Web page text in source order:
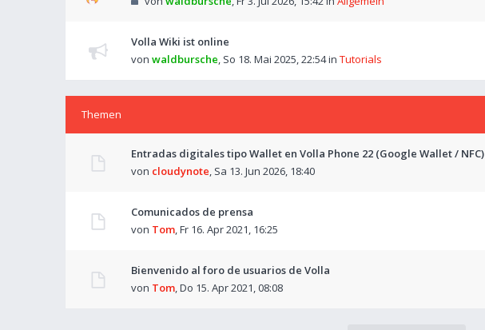
Volla Wiki ist online
von waldbursche, So 18. Mai 2025, 22:54in Tutorials
Themen
Entradas digitales tipo Wallet en Volla Phone 22 (Google Wallet / NFC)
von cloudynote, Sa 13. Jun 2026, 18:40
Comunicados de prensa
von Tom,Fr 16. Apr 2021, 16:25
Bienvenido al foro de usuarios de Volla
von Tom,Do 15. Apr 2021, 08:08